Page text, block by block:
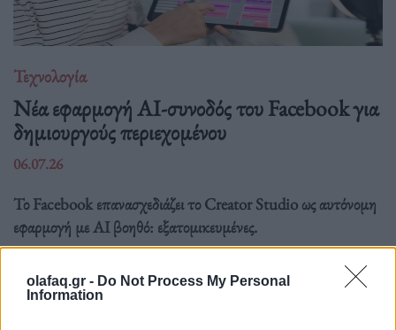
olafaq.gr - Do Not Process My Personal
Information
Τεχνολογία
Νέα εφαρμογή AI-συνοδός του Facebook για
δημιουργούς περιεχομένου
06.07.26
Το Facebook επανασχεδιάζει το Creator Studio ως αυτόνομη
εφαρμογή με AI βοηθό: εξατομικευμένες.